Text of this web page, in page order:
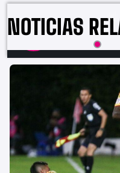
AUDIO
EL IDIOTA DE LA
NOTICIAS